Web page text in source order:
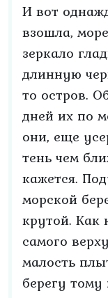
И вот
взошла,
зеркало
длинную
то остров.
дней их по
они, еще
тень чем
кажется.
морской
крутой. Как
самого
малость
берегу